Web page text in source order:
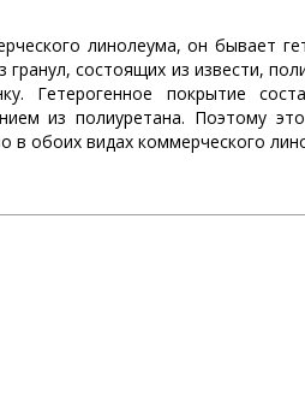
линолеума, он бывает
состоящих из извести,
Гетерогенное покрытие
из полиуретана. Поэтому
в обоих видах коммерческого